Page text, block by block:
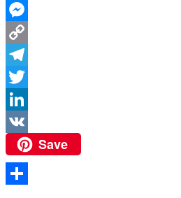
WhatsApp
Messenger
Copy
Link
Telegram
Twitter
LinkedIn
VK
Save